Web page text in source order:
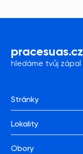
pracesuas.cz
hledáme tvůj zápal
Stránky
Lokality
Obory